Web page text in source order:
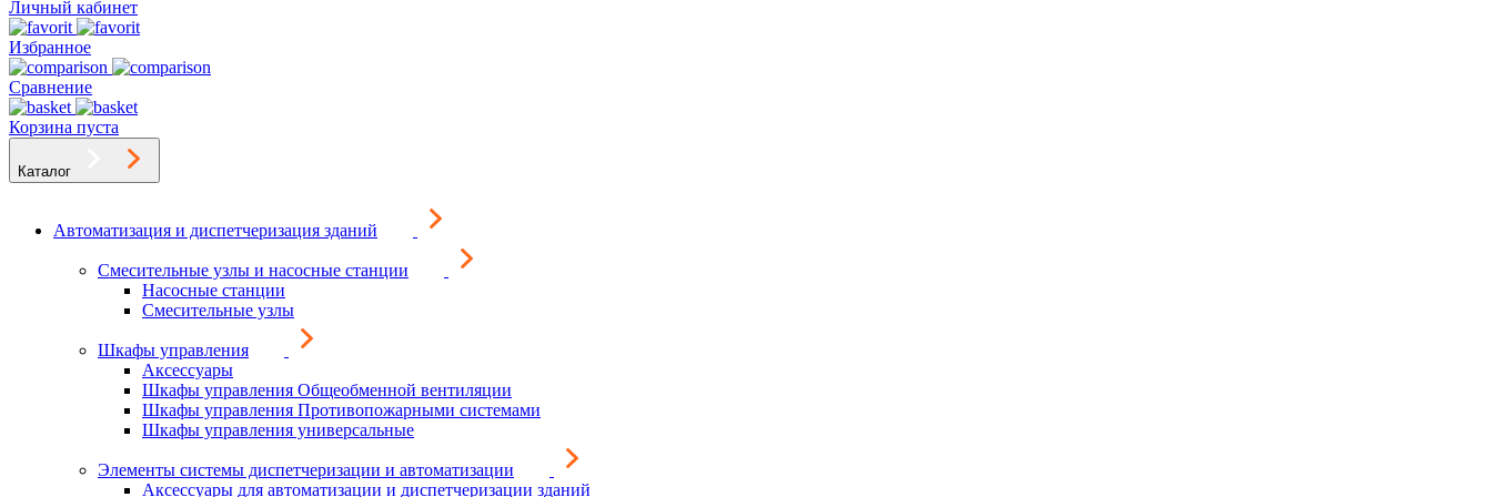
Личный кабинет
Избранное
Сравнение
Корзина пуста
Каталог
Автоматизация и диспетчеризация зданий
Смесительные узлы и насосные станции
Насосные станции
Смесительные узлы
Шкафы управления
Аксессуары
Шкафы управления Общеобменной вентиляции
Шкафы управления Противопожарными системами
Шкафы управления универсальные
Элементы системы диспетчеризации и автоматизации
Аксессуары для автоматизации и диспетчеризации зданий